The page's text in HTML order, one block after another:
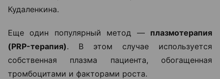
Кудаленкина.
Еще один популярный метод — плазмотерапия
(PRP-терапия). В этом случае используется
собственная плазма пациента, обогащенная
тромбоцитами и факторами роста.